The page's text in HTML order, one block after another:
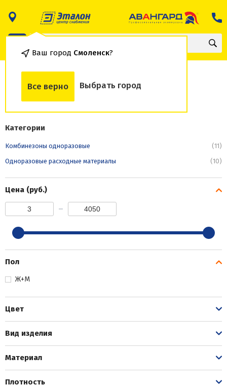
Ваш город Смоленск?
Все верно Выбрать город
Одноразовые расходные
материалы
Категории
Комбинезоны одноразовые
(11)
Одноразовые расходные материалы
(10)
Цена (руб.)
Пол
Ж+М
Цвет
Вид изделия
Материал
Плотность